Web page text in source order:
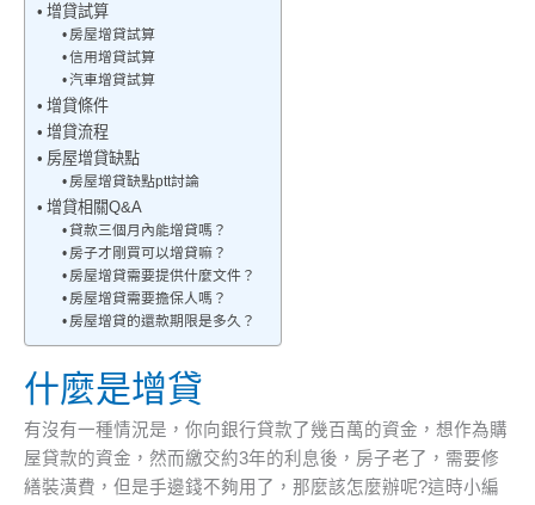
增貸試算
房屋增貸試算
信用增貸試算
汽車增貸試算
增貸條件
增貸流程
房屋增貸缺點
房屋增貸缺點ptt討論
增貸相關Q&A
貸款三個月內能增貸嗎？
房子才剛買可以增貸嘛？
房屋增貸需要提供什麼文件？
房屋增貸需要擔保人嗎？
房屋增貸的還款期限是多久？
什麼是增貸
有沒有一種情況是，你向銀行貸款了幾百萬的資金，想作為購
屋貸款的資金，然而繳交約3年的利息後，房子老了，需要修
繕裝潢費，但是手邊錢不夠用了，那麼該怎麼辦呢?這時小編